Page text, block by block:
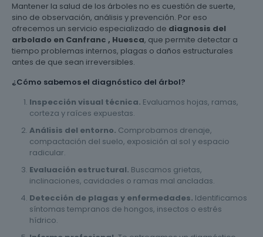
Mantener la salud de los árboles no es cuestión de suerte,
sino de observación, análisis y prevención. Por eso
ofrecemos un servicio especializado de diagnosis del
arbolado en Canfranc , Huesca, que permite detectar a
tiempo problemas internos, plagas o daños estructurales
antes de que sean irreversibles.
¿Cómo sabemos el diagnóstico del árbol?
Inspección visual técnica. Evaluamos hojas, ramas,
corteza y raíces expuestas.
Análisis del entorno. Comprobamos drenaje,
compactación del suelo, exposición al sol y espacio
radicular.
Evaluación estructural. Buscamos grietas,
inclinaciones, cavidades o ramas mal ancladas.
Detección de plagas y enfermedades. Identificamos
síntomas tempranos de hongos, insectos o estrés
hídrico.